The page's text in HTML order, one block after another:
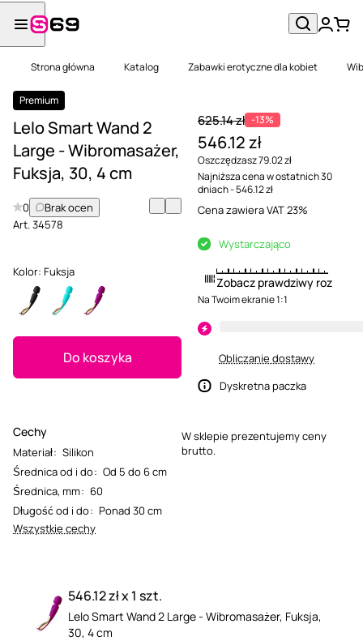
Strona główna Katalog Zabawki erotyczne dla kobiet
Premium
Lelo Smart Wand 2
Large - Wibromasażer,
Fuksja, 30, 4 cm
0
Brak ocen
Art.34578
Kolor: Fuksja
Do koszyka
Cechy
Materiał: Silikon
Średnica od i do: Od 5 do 6 cm
Średnica, mm: 60
Długość od i do: Ponad 30 cm
Wszystkie cechy
625.14 zł -13%
546.12 zł
Oszczędzasz 79.02 zł
Najniższa cena w ostatnich 30
dniach - 546.12 zł
Cena zawiera VAT 23%
Wystarczająco
Zobacz prawdziwy rozmiar
Na Twoim ekranie 1:1
Obliczanie dostawy
Dyskretna paczka
W sklepie prezentujemy ceny
brutto.
546.12 zł x 1 szt.
Lelo Smart Wand 2 Large - Wibromasażer, Fuksja,
30, 4 cm